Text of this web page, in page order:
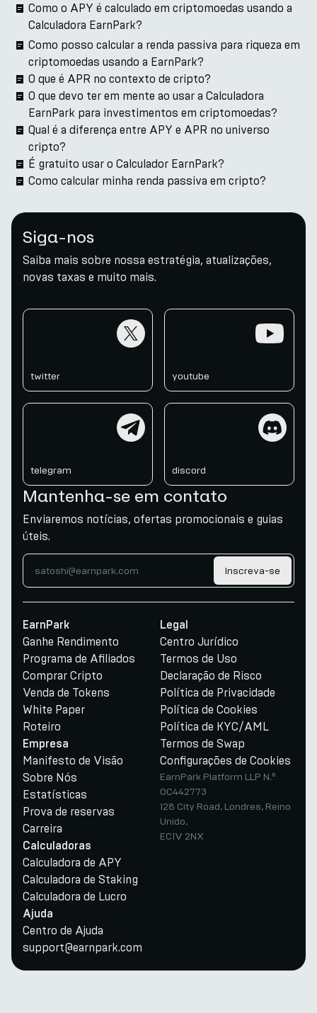
Como o APY é calculado em criptomoedas usando a
Calculadora EarnPark?
Como posso calcular a renda passiva para riqueza em
criptomoedas usando a EarnPark?
O que é APR no contexto de cripto?
O que devo ter em mente ao usar a Calculadora
EarnPark para investimentos em criptomoedas?
Qual é a diferença entre APY e APR no universo
cripto?
É gratuito usar o Calculador EarnPark?
Como calcular minha renda passiva em cripto?
Siga-nos
Saiba mais sobre nossa estratégia, atualizações,
novas taxas e muito mais.
twitter youtube
telegram discord
Mantenha-se em contato
Enviaremos notícias, ofertas promocionais e guias
úteis.
Inscreva-se
EarnPark
Ganhe Rendimento
Programa de Afiliados
Comprar Cripto
Venda de Tokens
White Paper
Roteiro
Empresa
Manifesto de Visão
Sobre Nós
Estatísticas
Prova de reservas
Carreira
Calculadoras
Calculadora de APY
Calculadora de Staking
Calculadora de Lucro
Ajuda
Centro de Ajuda
support@earnpark.com
Legal
Centro Jurídico
Termos de Uso
Declaração de Risco
Política de Privacidade
Política de Cookies
Política de KYC/AML
Termos de Swap
Configurações de Cookies
EarnPark Platform LLP N.º
OC442773
128 City Road, Londres, Reino
Unido,
EC1V 2NX